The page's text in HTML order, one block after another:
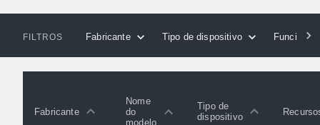
FILTROS Fabricante Tipo de dispositivo
Fabricante
Nome
do
modelo
Tipo de
dispositivo